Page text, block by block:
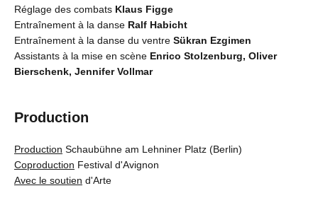
Réglage des combats Klaus Figge
Entraînement à la danse Ralf Habicht
Entraînement à la danse du ventre Sükran Ezgimen
Assistants à la mise en scène Enrico Stolzenburg, Oliver
Bierschenk, Jennifer Vollmar
Production
Production Schaubühne am Lehniner Platz (Berlin)
Coproduction Festival d'Avignon
Avec le soutien d'Arte